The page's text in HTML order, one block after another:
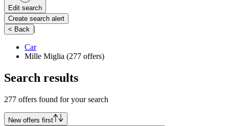
Edit search
Create search alert
< Back |
Car
Mille Miglia (277 offers)
Search results
277 offers found for your search
New offers first